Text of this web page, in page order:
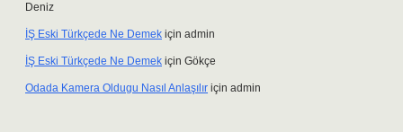
Deniz
İŞ Eski Türkçede Ne Demek için admin
İŞ Eski Türkçede Ne Demek için Gökçe
Odada Kamera Oldugu Nasıl Anlaşılır için admin